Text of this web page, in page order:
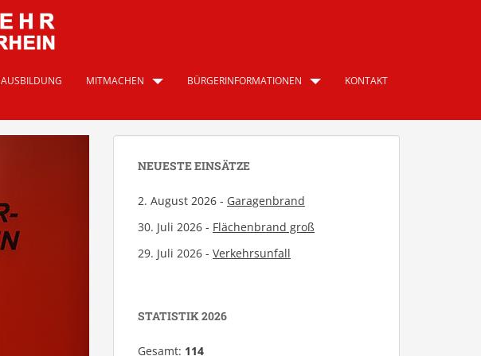
AUSBILDUNG MITMACHEN BÜRGERINFORMATIONEN KONTAKT
NEUESTE EINSÄTZE
2. August 2026 - Garagenbrand
30. Juli 2026 - Flächenbrand groß
29. Juli 2026 - Verkehrsunfall
STATISTIK 2026
Gesamt: 114